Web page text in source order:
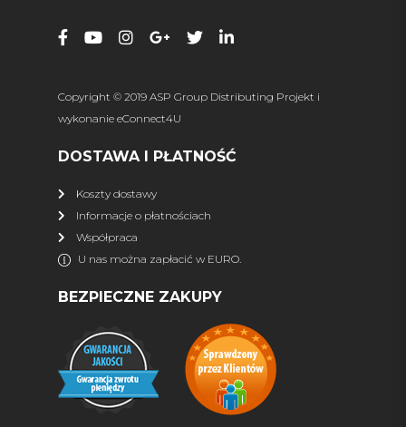
Dystanse Zrywki
Osłona napędu Dachy
DLA QUADOWCA
Kaski Interkomy, nawigacja
Spodnie
Skarpety
Copyright © 2019 ASP Group Distributing Projekt i
wykonanie eConnect4U
DOSTAWA I PŁATNOŚĆ
Koszty dostawy
Informacje o płatnościach
Współpraca
U nas można zapłacić w EURO.
BEZPIECZNE ZAKUPY